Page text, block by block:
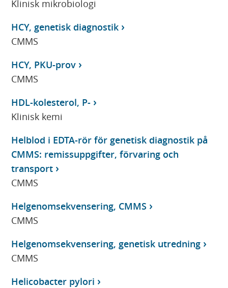
Klinisk mikrobiologi
HCY, genetisk diagnostik
CMMS
HCY, PKU-prov
CMMS
HDL-kolesterol, P-
Klinisk kemi
Helblod i EDTA-rör för genetisk diagnostik på
CMMS: remissuppgifter, förvaring och
transport
CMMS
Helgenomsekvensering, CMMS
CMMS
Helgenomsekvensering, genetisk utredning
CMMS
Helicobacter pylori